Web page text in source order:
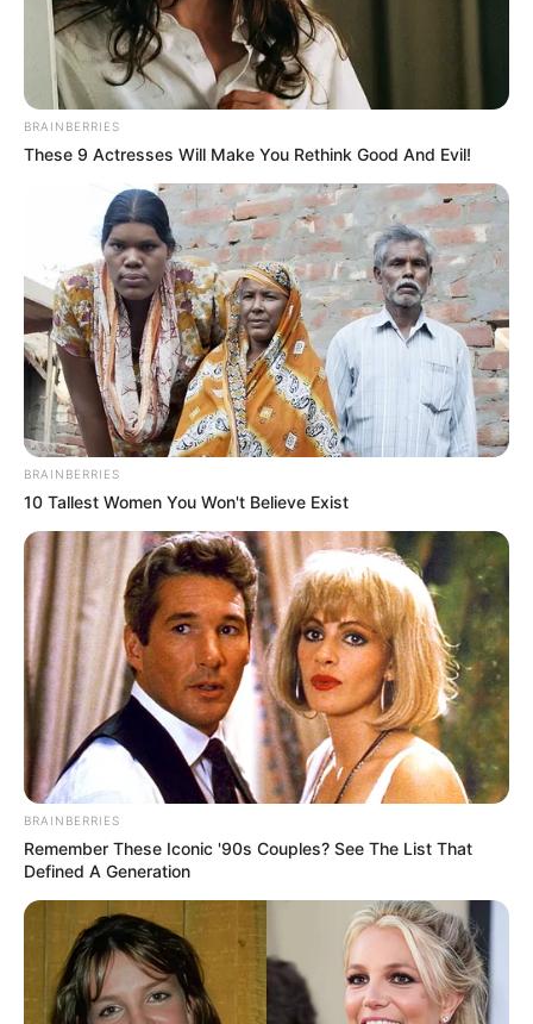
BRAINBERRIES
These 9 Actresses Will Make You Rethink Good And Evil!
BRAINBERRIES
10 Tallest Women You Won't Believe Exist
BRAINBERRIES
Remember These Iconic '90s Couples? See The List That
Defined A Generation